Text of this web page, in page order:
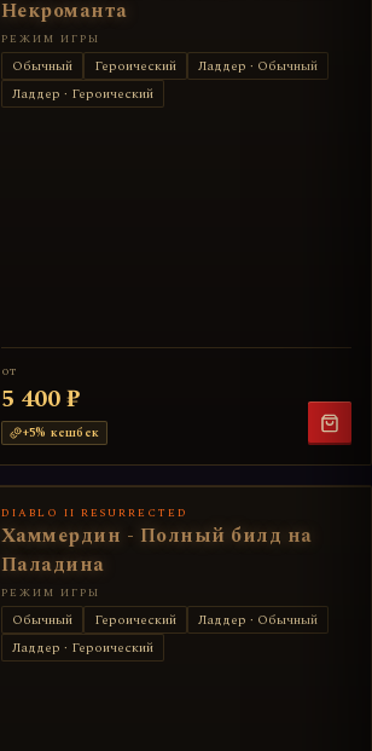
Некроманта
РЕЖИМ ИГРЫ
Обычный Героический
Ладдер · Обычный
Ладдер · Героический
от
5 400 ₽
+5% кешбек
DIABLO II RESURRECTED
Хаммердин - Полный билд на
Паладина
РЕЖИМ ИГРЫ
Обычный Героический
Ладдер · Обычный
Ладдер · Героический